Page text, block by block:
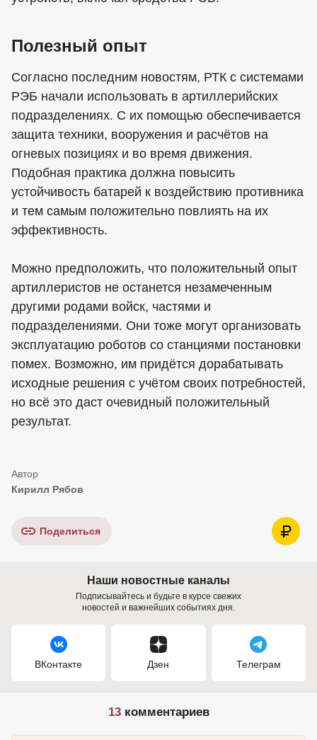
Полезный опыт
Согласно последним новостям, РТК с системами
РЭБ начали использовать в артиллерийских
подразделениях. С их помощью обеспечивается
защита техники, вооружения и расчётов на
огневых позициях и во время движения.
Подобная практика должна повысить
устойчивость батарей к воздействию противника
и тем самым положительно повлиять на их
эффективность.
Можно предположить, что положительный опыт
артиллеристов не останется незамеченным
другими родами войск, частями и
подразделениями. Они тоже могут организовать
эксплуатацию роботов со станциями постановки
помех. Возможно, им придётся дорабатывать
исходные решения с учётом своих потребностей,
но всё это даст очевидный положительный
результат.
Кирилл Рябов
Поделиться
Наши новостные каналы
Подписывайтесь и будьте в курсе свежих
новостей и важнейших событиях дня.
ВКонтакте Дзен Телеграм
13комментариев